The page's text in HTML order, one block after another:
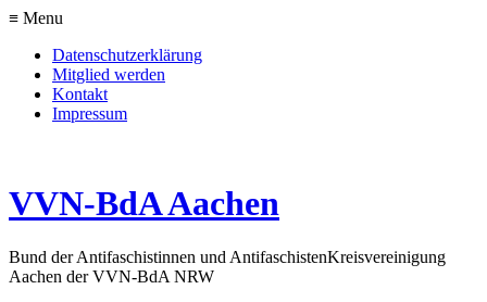
≡ Menu
Datenschutzerklärung
Mitglied werden
Kontakt
Impressum
VVN-BdA Aachen
Bund der Antifaschistinnen und AntifaschistenKreisvereinigung
Aachen der VVN-BdA NRW